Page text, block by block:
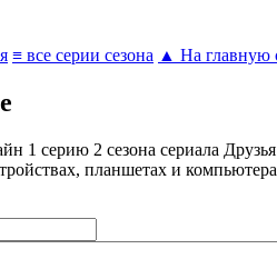
≡ все серии сезона ▲ На главную
1 серию 2 сезона сериала
планшетах и